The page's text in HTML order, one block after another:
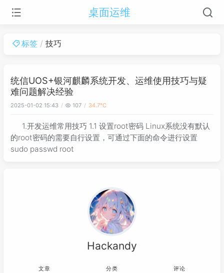
桌面运维
标签 技巧
统信UOS+银河麒麟系统开发、运维使用技巧与疑
难问题解决经验
2025-01-02 15:43 107 34.7℃
1.开发运维常用技巧 1.1 设置root密码 Linux系统没有默认
的root密码的需要自行设置，可通过下面的命令进行设置
sudo passwd root
Hackandy
文章 分类 评论